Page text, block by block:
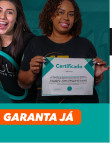
Todos os direitos reservados.